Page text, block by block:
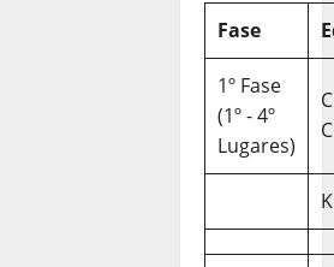
Fase
1º Fase
(1º - 4º
Lugares)
C